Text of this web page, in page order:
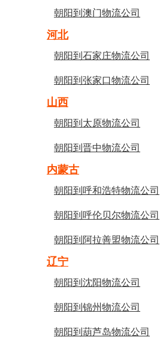
朝阳到澳门物流公司
河北
朝阳到石家庄物流公司
朝阳到张家口物流公司
山西
朝阳到太原物流公司
朝阳到晋中物流公司
内蒙古
朝阳到呼和浩特物流公司
朝阳到呼伦贝尔物流公司
朝阳到阿拉善盟物流公司
辽宁
朝阳到沈阳物流公司
朝阳到锦州物流公司
朝阳到葫芦岛物流公司